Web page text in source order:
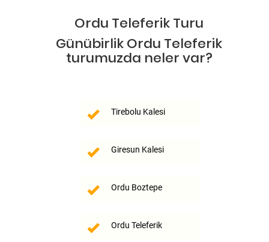
Ordu Teleferik Turu
Günübirlik Ordu Teleferik
turumuzda neler var?
Tirebolu Kalesi
Giresun Kalesi
Ordu Boztepe
Ordu Teleferik